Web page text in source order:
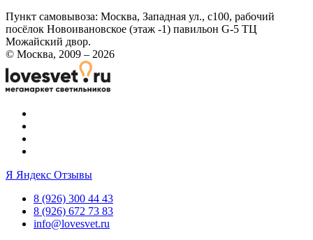
Пункт самовывоза: Москва, Западная ул., с100, рабочий
посёлок Новоивановское (этаж -1) павильон G-5 ТЦ
Можайский двор.
© Москва, 2009 – 2026
Я Яндекс Отзывы
8 (926) 300 44 43
8 (926) 672 73 83
info@lovesvet.ru